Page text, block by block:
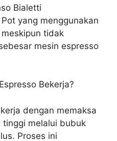
Bialetti
yang menggunakan
tidak
mesin espresso
Bekerja?
dengan memaksa
tinggi melalui bubuk
Proses ini